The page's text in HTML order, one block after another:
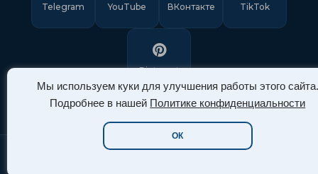
Мы используем куки для улучшения работы этого сайта.
Подробнее в нашей Политике конфиденциальности
ОК
Telegram YouTube ВКонтакте TikTok
Pinterest